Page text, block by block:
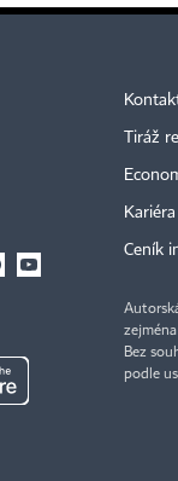
Tiráž
Ceník
Bez
podle